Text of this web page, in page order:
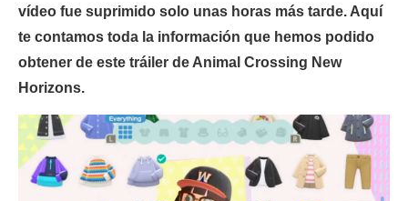
vídeo fue suprimido solo unas horas más tarde. Aquí
te contamos toda la información que hemos podido
obtener de este tráiler de Animal Crossing New
Horizons.